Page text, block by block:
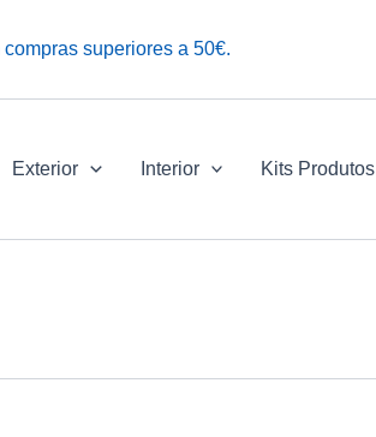
superiores a 50€.
Exterior Interior Kits Produtos